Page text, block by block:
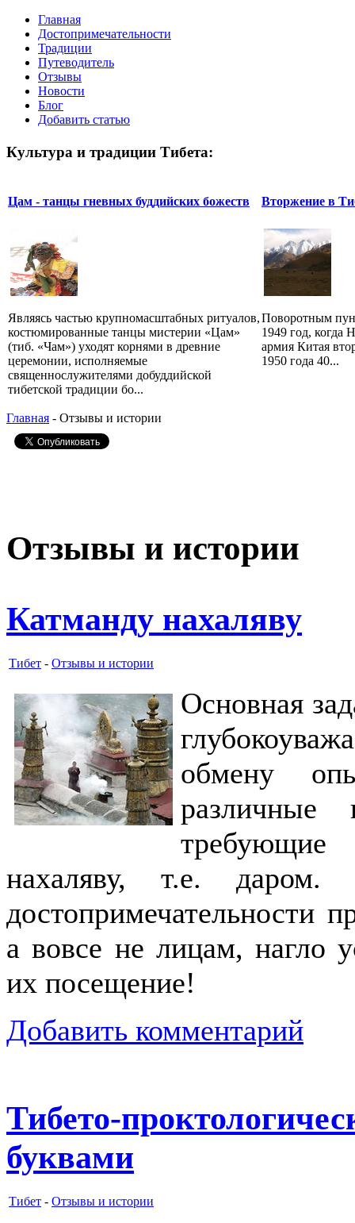
Главная
Достопримечательности
Традиции
Путеводитель
Отзывы
Новости
Блог
Добавить статью
Культура и традиции Тибета:
Цам - танцы гневных буддийских божеств
Являясь частью крупномасштабных ритуалов,
костюмированные танцы мистерии «Цам»
(тиб. «Чам») уходят корнями в древние
церемонии, исполняемые
священнослужителями добуддийской
тибетской традиции бо...
Вторжение в
Поворотным
1949 год, когда
армия Китая
1950 года 40...
Главная - Отзывы и истории
Отзывы и истории
Катманду нахаляву
Тибет - Отзывы и истории
Основная
обмену
различные
нахaляву, т.е.
достопримечательности
а вовсе не лицам, нагло
их посещение!
Добавить комментарий
Тибето-
буквами
Тибет - Отзывы и истории